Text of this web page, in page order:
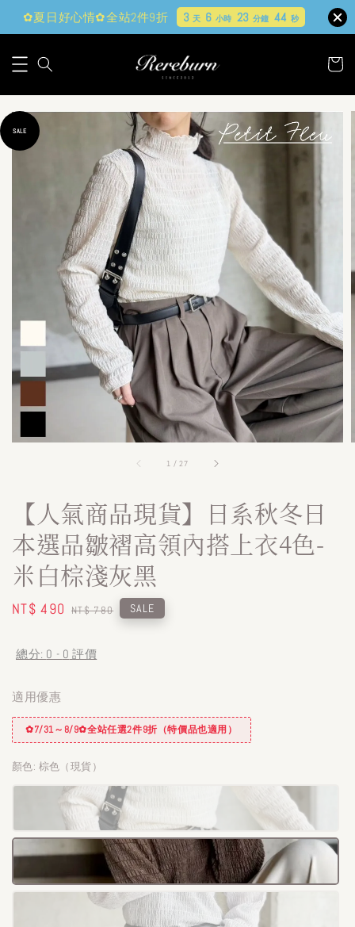
✿夏日好心情✿全站2件9折 3 天 6 小時 23 分鐘 40 秒
1 /27
SALE
【人氣商品現貨】日系秋冬日
本選品皺褶高領內搭上衣4色-
米白棕淺灰黑
Sale
NT$ 490 Regular
NT$ 780 SALE
總分: 0 - 0 評價
適用優惠
✿7/31～8/9✿全站任選2件9折（特價品也適用）
顏色: 棕色（現貨）